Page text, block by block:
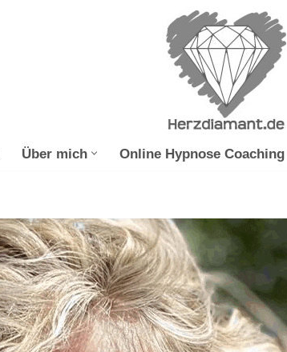
Über mich Online Hypnose Coaching